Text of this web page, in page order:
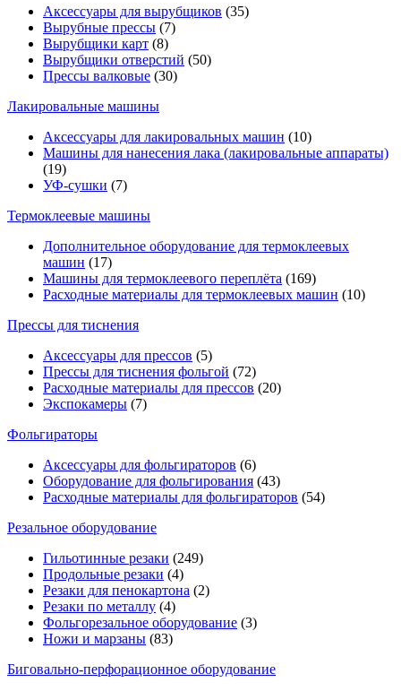
Аксессуары для вырубщиков (35)
Вырубные прессы (7)
Вырубщики карт (8)
Вырубщики отверстий (50)
Прессы валковые (30)
Лакировальные машины
Аксессуары для лакировальных машин (10)
Машины для нанесения лака (лакировальные аппараты)
(19)
УФ-сушки (7)
Термоклеевые машины
Дополнительное оборудование для термоклеевых
машин (17)
Машины для термоклеевого переплёта (169)
Расходные материалы для термоклеевых машин (10)
Прессы для тиснения
Аксессуары для прессов (5)
Прессы для тиснения фольгой (72)
Расходные материалы для прессов (20)
Экспокамеры (7)
Фольгираторы
Аксессуары для фольгираторов (6)
Оборудование для фольгирования (43)
Расходные материалы для фольгираторов (54)
Резальное оборудование
Гильотинные резаки (249)
Продольные резаки (4)
Резаки для пенокартона (2)
Резаки по металлу (4)
Фольгорезальное оборудование (3)
Ножи и марзаны (83)
Биговально-перфорационное оборудование